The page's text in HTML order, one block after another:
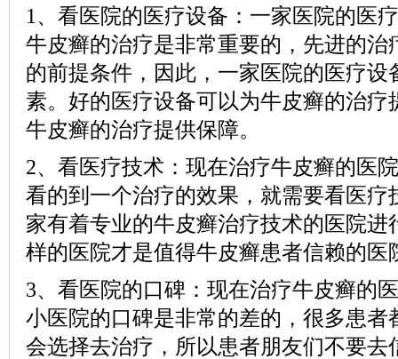
1、看医院的医疗设备：一家医院的医
牛皮癣的治疗是非常重要的，先进的治
的前提条件，因此，一家医院的医疗设
素。好的医疗设备可以为牛皮癣的治疗
牛皮癣的治疗提供保障。
2、看医疗技术：现在治疗牛皮癣的医
看的到一个治疗的效果，就需要看医疗
家有着专业的牛皮癣治疗技术的医院进
样的医院才是值得牛皮癣患者信赖的医
3、看医院的口碑：现在治疗牛皮癣的
小医院的口碑是非常的差的，很多患者
会选择去治疗，所以患者朋友们不要去